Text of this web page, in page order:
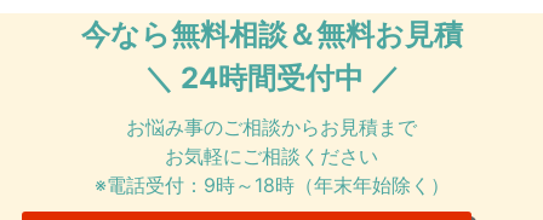
今なら無料相談＆無料お見積
＼ 24時間受付中 ／
お悩み事のご相談からお見積まで
お気軽にご相談ください
※電話受付：9時～18時（年末年始除く）